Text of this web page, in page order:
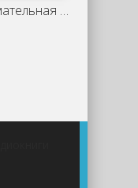
Занимательная химия - Людмила Савина